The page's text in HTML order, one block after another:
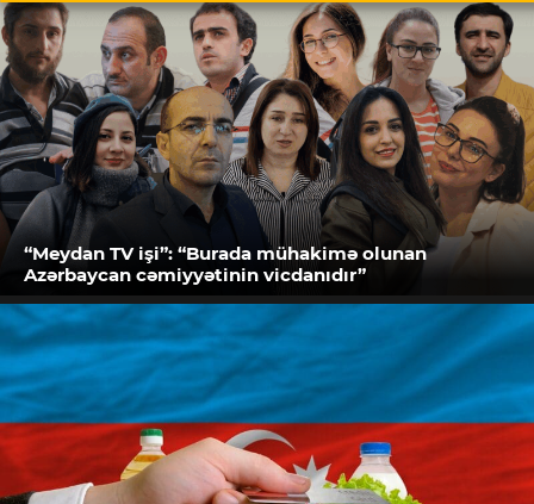
“Meydan TV işi”: “Burada mühakimə olunan
Azərbaycan cəmiyyətinin vicdanıdır”